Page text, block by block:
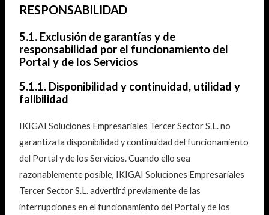
RESPONSABILIDAD
5.1. Exclusión de garantías y de
responsabilidad por el funcionamiento del
Portal y de los Servicios
5.1.1. Disponibilidad y continuidad, utilidad y
falibilidad
IKIGAI Soluciones Empresariales Tercer Sector S.L. no
garantiza la disponibilidad y continuidad del funcionamiento
del Portal y de los Servicios. Cuando ello sea
razonablemente posible, IKIGAI Soluciones Empresariales
Tercer Sector S.L. advertirá previamente de las
interrupciones en el funcionamiento del Portal y de los